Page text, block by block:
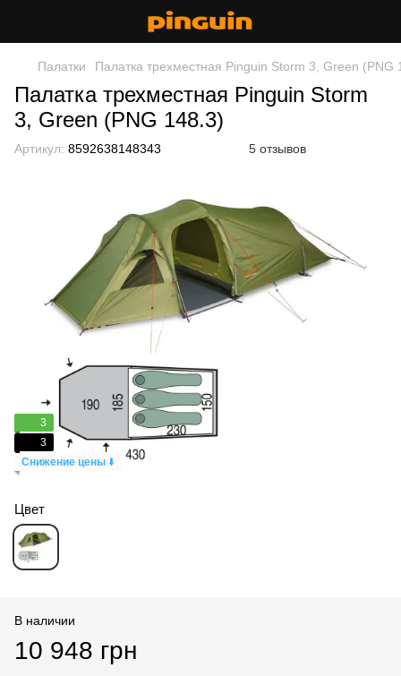
Палатки Палатка трехместная Pinguin Storm 3, Green (PNG
Палатка трехместная Pinguin Storm
3, Green (PNG 148.3)
Артикул: 8592638148343 5 отзывов
3
3
Снижение цены ⬇️
Цвет
В наличии
10 948 грн